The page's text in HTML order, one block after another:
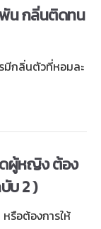
น กลิ่นติดทน
มีกลิ่นตัวที่หอมละ
ดผู้หญิง ต้อง
บ 2 )
รือต้องการให้